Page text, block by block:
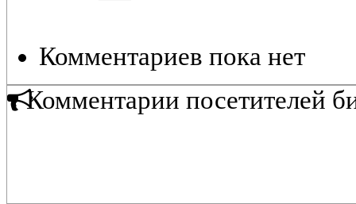
Комментариев пока нет
Комментарии посетителей